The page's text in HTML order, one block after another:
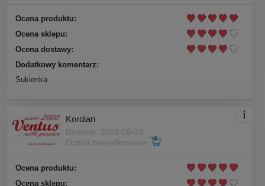
Ocena produktu:
Ocena sklepu:
Ocena dostawy:
Dodatkowy komentarz:
Sukienka
Kordian
Dodano: 2024-05-26
Opinia zweryfikowana
Ocena produktu:
Ocena sklepu: